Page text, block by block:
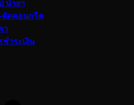
น้ำยา
ตัดคอนกรีต
า
ำระเงิน